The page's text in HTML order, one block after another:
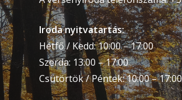
Iroda nyitvatartás:
Hétfő / Kedd: 10:00 – 17:00
Szerda: 13:00 – 17:00
Csütörtök / Péntek: 10:00 – 17:00